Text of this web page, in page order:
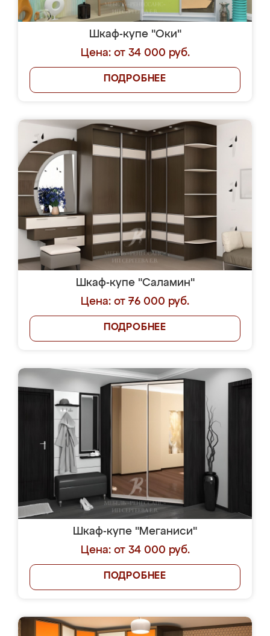
Шкаф-купе "Оки"
Цена: от 34 000 руб.
ПОДРОБНЕЕ
Шкаф-купе "Саламин"
Цена: от 76 000 руб.
ПОДРОБНЕЕ
Шкаф-купе "Меганиси"
Цена: от 34 000 руб.
ПОДРОБНЕЕ